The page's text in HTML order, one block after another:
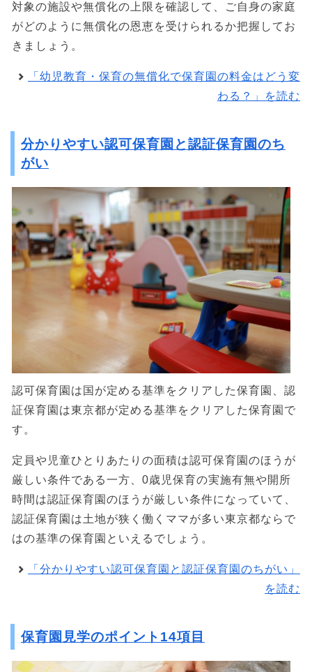
対象の施設や無償化の上限を確認して、ご自身の家庭
がどのように無償化の恩恵を受けられるか把握してお
きましょう。
「幼児教育・保育の無償化で保育園の料金はどう変
わる？」を読む
分かりやすい認可保育園と認証保育園のち
がい
認可保育園は国が定める基準をクリアした保育園、認
証保育園は東京都が定める基準をクリアした保育園で
す。
定員や児童ひとりあたりの面積は認可保育園のほうが
厳しい条件である一方、0歳児保育の実施有無や開所
時間は認証保育園のほうが厳しい条件になっていて、
認証保育園は土地が狭く働くママが多い東京都ならで
はの基準の保育園といえるでしょう。
「分かりやすい認可保育園と認証保育園のちがい」
を読む
保育園見学のポイント14項目